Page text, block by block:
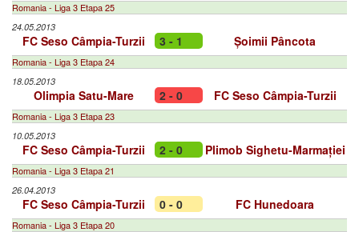
Romania - Liga 3 Etapa 25
24.05.2013
FC Seso Câmpia-Turzii 3 - 1 Șoimii Pâncota
Romania - Liga 3 Etapa 24
18.05.2013
Olimpia Satu-Mare 2 - 0 FC Seso Câmpia-Turzii
Romania - Liga 3 Etapa 23
10.05.2013
FC Seso Câmpia-Turzii 2 - 0 Plimob Sighetu-Marmației
Romania - Liga 3 Etapa 21
26.04.2013
FC Seso Câmpia-Turzii 0 - 0 FC Hunedoara
Romania - Liga 3 Etapa 20